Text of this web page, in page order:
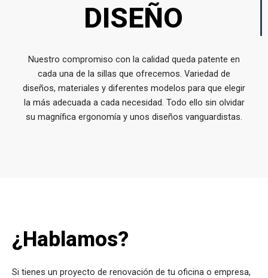
DISEÑO
Nuestro compromiso con la calidad queda patente en
cada una de la sillas que ofrecemos. Variedad de
diseños, materiales y diferentes modelos para que elegir
la más adecuada a cada necesidad. Todo ello sin olvidar
su magnífica ergonomía y unos diseños vanguardistas.
¿Hablamos?
Si tienes un proyecto de renovación de tu oficina o empresa,